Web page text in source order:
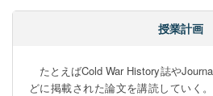
授業計画
たとえばCold War History誌や
どに掲載された論文を講読していく